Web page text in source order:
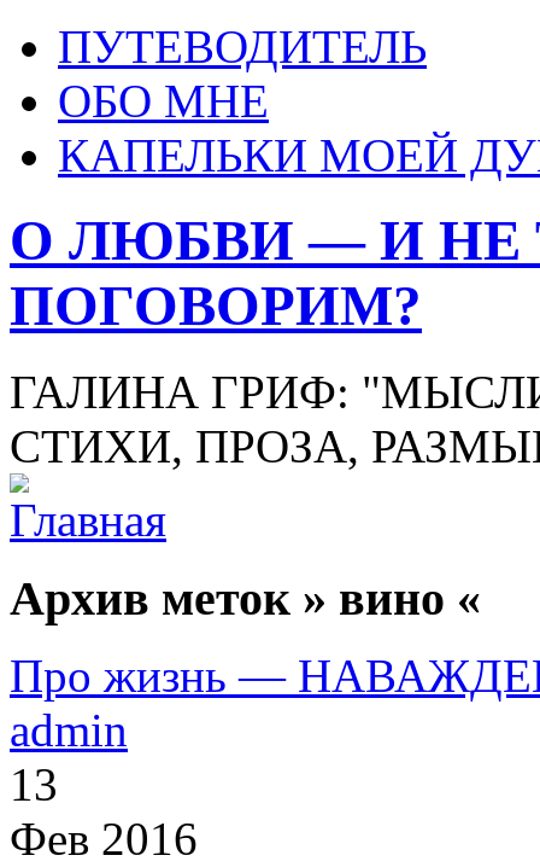
ПУТЕВОДИТЕЛЬ
ОБО МНЕ
КАПЕЛЬКИ МОЕЙ
О ЛЮБВИ — И НЕ
ПОГОВОРИМ?
ГАЛИНА ГРИФ:
СТИХИ, ПРОЗА,
Архив меток » вино «
Про жизнь —
admin
13
Фев 2016